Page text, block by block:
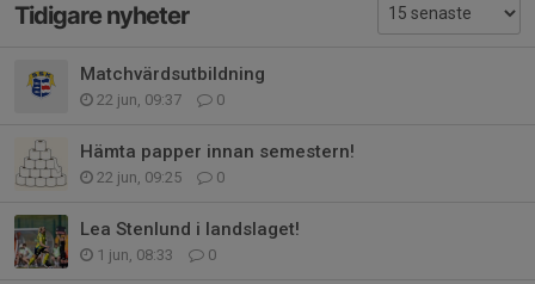
Tidigare nyheter
Matchvärdsutbildning
22 jun, 09:37 0
Hämta papper innan semestern!
22 jun, 09:25 0
Lea Stenlund i landslaget!
1 jun, 08:33 0